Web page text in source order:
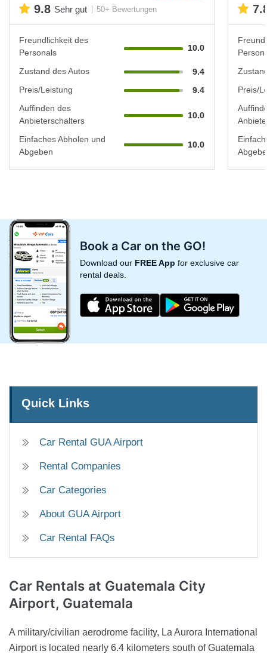
9.8 Sehr gut 50+ Bewertungen
Freundlichkeit des
Personals
10.0
Zustand des Autos
9.4
Preis/Leistung
9.4
Auffinden des
Anbieterschalters
10.0
Einfaches Abholen und
Abgeben
10.0
Preis/
Book a Car on the GO!
Download our FREE App for exclusive car
rental deals.
Quick Links
Car Rental GUA Airport
Rental Companies
Car Categories
About GUA Airport
Car Rental FAQs
Car Rentals at Guatemala City
Airport, Guatemala
A military/civilian aerodrome facility, La Aurora International
Airport is located nearly 6.4 kilometers south of Guatemala